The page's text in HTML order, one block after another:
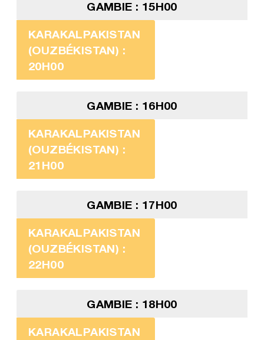
GAMBIE : 15H00
KARAKALPAKISTAN
(OUZBÉKISTAN) :
20H00
GAMBIE : 16H00
KARAKALPAKISTAN
(OUZBÉKISTAN) :
21H00
GAMBIE : 17H00
KARAKALPAKISTAN
(OUZBÉKISTAN) :
22H00
GAMBIE : 18H00
KARAKALPAKISTAN